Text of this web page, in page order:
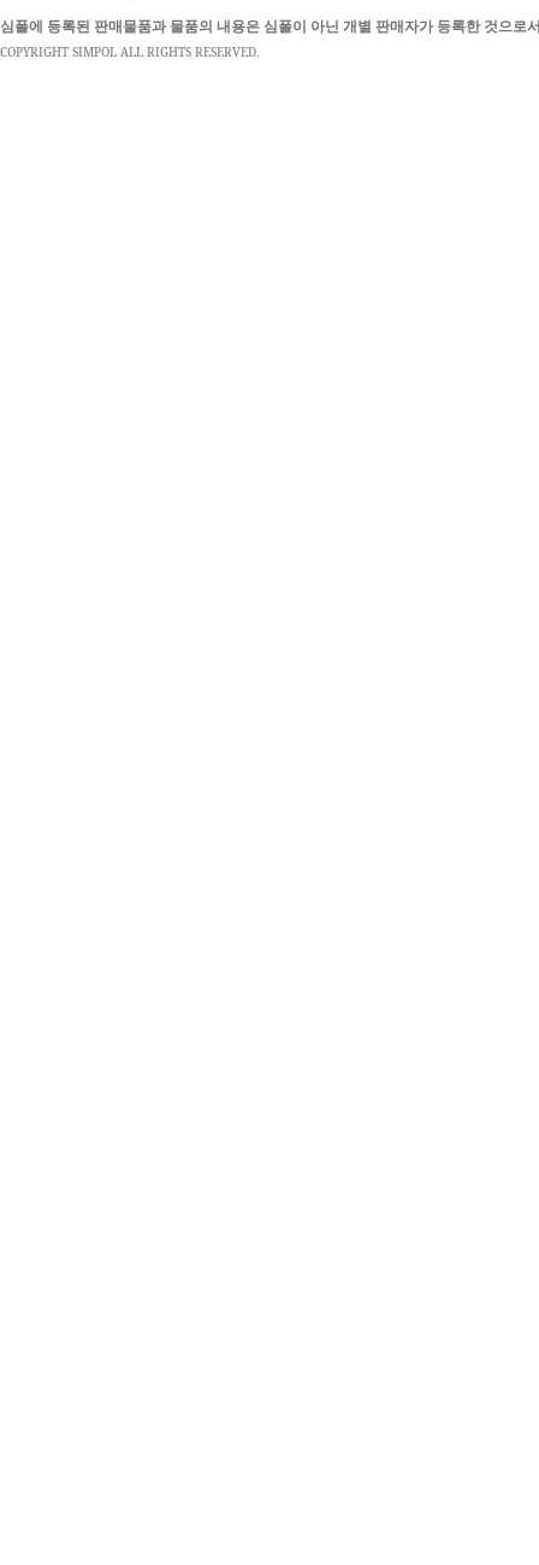
심폴에 등록된 판매물품과 물품의 내용은 심폴이 아닌 개별 판매자가 등록한 것으
COPYRIGHT SIMPOL ALL RIGHTS RESERVED.